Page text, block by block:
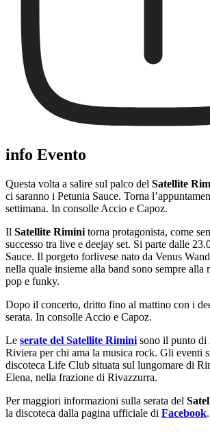
info Evento
Questa volta a salire sul palco del Satellite
ci saranno i Petunia Sauce. Torna
settimana. In consolle Accio e Capoz.
Il Satellite Rimini torna protagonista, come
successo tra live e deejay set. Si parte dalle
Sauce. Il porgeto forlivese nato da Venus
nella quale insieme alla band sono sempre alla
pop e funky.
Dopo il concerto, dritto fino al mattino con i
serata. In consolle Accio e Capoz.
Le serate del Satellite Rimini sono il punto di
Riviera per chi ama la musica rock. Gli eventi
discoteca Life Club situata sul lungomare di
Elena, nella frazione di Rivazzurra.
Per maggiori informazioni sulla serata del
la discoteca dalla pagina ufficiale di Facebook.